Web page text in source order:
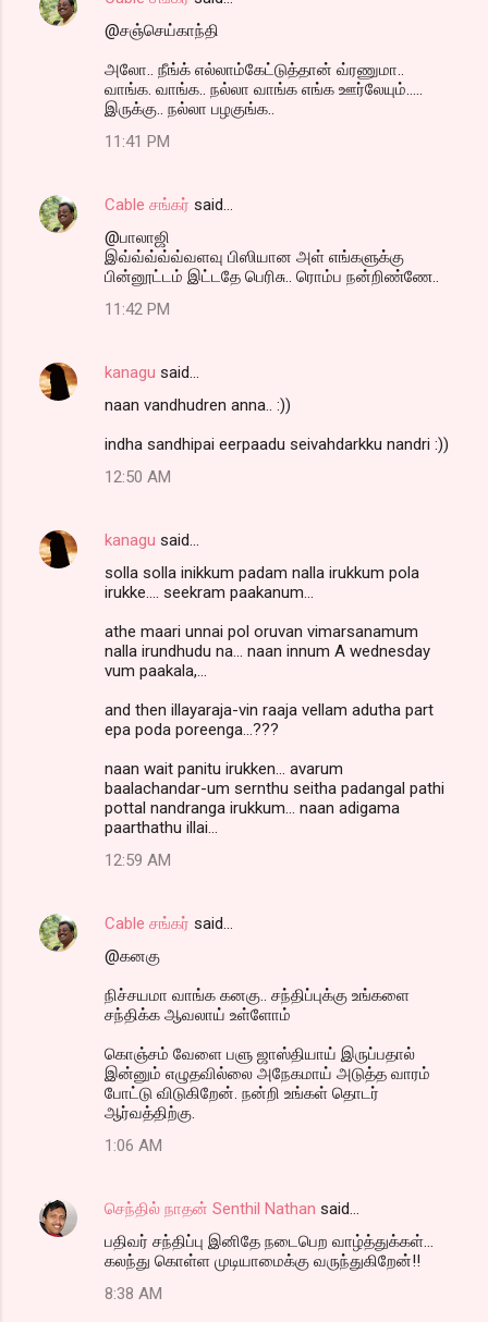
@சஞ்செய்காந்தி
அலோ.. நீங்க் எல்லாம்கேட்டுத்தான் வ்ரணுமா..
வாங்க. வாங்க.. நல்லா வாங்க எங்க ஊர்லேயும்.....
இருக்கு.. நல்லா பழகுங்க..
11:41 PM
Cable சங்கர் said…
@பாலாஜி
இவ்வ்வ்வ்வ்வளவு பிஸியான அள் எங்களுக்கு
பின்னூட்டம் இட்டதே பெரிசு.. ரொம்ப நன்றிண்ணே..
11:42 PM
kanagu said…
naan vandhudren anna.. :))
indha sandhipai eerpaadu seivahdarkku nandri :))
12:50 AM
kanagu said…
solla solla inikkum padam nalla irukkum pola
irukke.... seekram paakanum...
athe maari unnai pol oruvan vimarsanamum
nalla irundhudu na... naan innum A wednesday
vum paakala,...
and then illayaraja-vin raaja vellam adutha part
epa poda poreenga...???
naan wait panitu irukken... avarum
baalachandar-um sernthu seitha padangal pathi
pottal nandranga irukkum... naan adigama
paarthathu illai...
12:59 AM
Cable சங்கர் said…
@கனகு
நிச்சயமா வாங்க கனகு.. சந்திப்புக்கு உங்களை
சந்திக்க ஆவலாய் உள்ளோம்
கொஞ்சம் வேளை பளு ஜாஸ்தியாய் இருப்பதால்
இன்னும் எழுதவில்லை அநேகமாய் அடுத்த வாரம்
போட்டு விடுகிறேன். நன்றி உங்கள் தொடர்
ஆர்வத்திற்கு.
1:06 AM
செந்தில் நாதன் Senthil Nathan said…
பதிவர் சந்திப்பு இனிதே நடைபெற வாழ்த்துக்கள்...
கலந்து கொள்ள முடியாமைக்கு வருந்துகிறேன்!!
8:38 AM